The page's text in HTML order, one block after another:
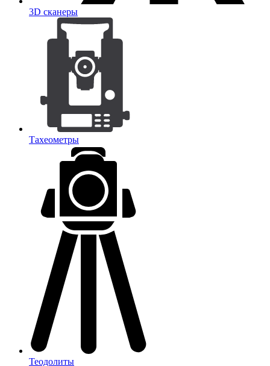
3D сканеры
Тахеометры
Теодолиты